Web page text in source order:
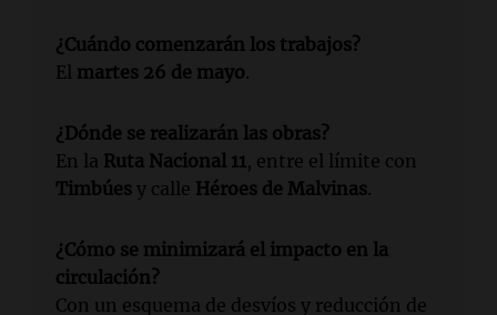
¿Cuándo comenzarán los trabajos?
El martes 26 de mayo.
¿Dónde se realizarán las obras?
En la Ruta Nacional 11 , entre el límite con
Timbúes y calle Héroes de Malvinas.
¿Cómo se minimizará el impacto en la
circulación?
Con un esquema de desvíos y reducción de